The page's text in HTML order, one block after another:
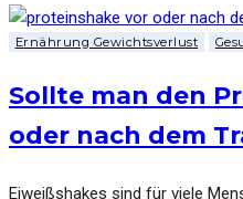
Ernährung Gewichtsverlust
Sollte man den
oder nach dem
Eiweißshakes sind für viele